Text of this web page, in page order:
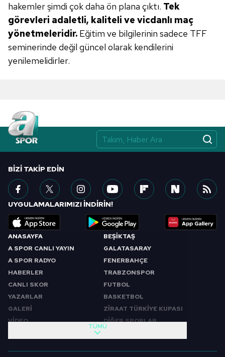
Çerezlere ilişkin tercihlerinizi aşağıda yer alan panel
vasıtasıyla belirleyebilirsiniz. Çerezlere ilişkin detaylı bilgi
için Ayarlar butonuna tıklayabilir,Çerez Bilgilendirme
Metnimiziziyaret edebilirsiniz.
almak için lütfen
hakemler şimdi çok daha ön plana çıktı. Tek
görevleri adaletli, kaliteli ve vicdanlı maç
yönetmeleridir. Eğitim ve bilgilerinin sadece TFF
seminerinde değil güncel olarak kendilerini
yenilemelidirler.
ANASAYFA
A SPOR CANLI YAYIN
A SPOR RADYO
HABERLER
CANLI SKOR
YAZARLAR
GALERİ
VİDEO
BEŞİKTAŞ
GALATASARAY
FENERBAHÇE
TRABZONSPOR
FUTBOL
BASKETBOL
ZİRAAT TÜRKİYE KUPASI
DİĞER SPORLAR
TÜMÜ
BIZI TAKIP EDIN
UYGULAMALARIMIZI İNDİRİN!